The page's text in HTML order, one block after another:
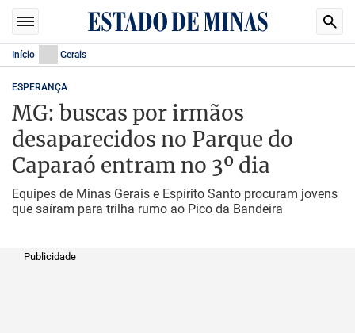
Início Gerais
ESPERANÇA
MG: buscas por irmãos
desaparecidos no Parque do
Caparaó entram no 3º dia
Equipes de Minas Gerais e Espírito Santo procuram jovens
que saíram para trilha rumo ao Pico da Bandeira
Publicidade